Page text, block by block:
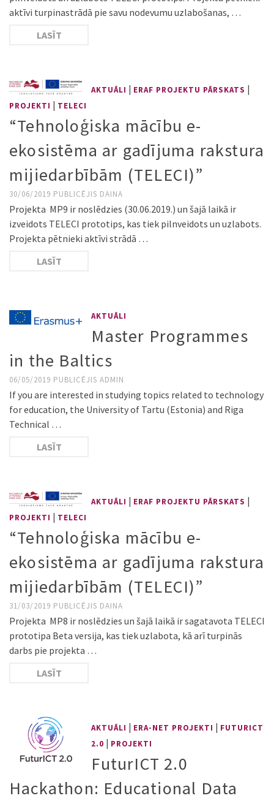
aktīvi turpinastrādā pie savu nodevumu uzlabošanas, …
LASĪT
AKTUĀLI | ERAF PROJEKTU PĀRSKATS |
PROJEKTI | TELECI
“Tehnoloģiska mācību e-
ekosistēma ar gadījuma rakstura
mijiedarbībām (TELECI)”
30/06/2019 PUBLICĒJIS DAINA
Projekta MP9 ir noslēdzies (30.06.2019.) un šajā laikā ir
izveidots TELECI prototips, kas tiek pilnveidots un uzlabots.
Projekta pētnieki aktīvi strādā …
LASĪT
AKTUĀLI
Master Programmes
in the Baltics
06/05/2019 PUBLICĒJIS ADMIN
If you are interested in studying topics related to technology
for education, the University of Tartu (Estonia) and Riga
Technical …
LASĪT
AKTUĀLI | ERAF PROJEKTU PĀRSKATS |
PROJEKTI | TELECI
“Tehnoloģiska mācību e-
ekosistēma ar gadījuma rakstura
mijiedarbībām (TELECI)”
31/03/2019 PUBLICĒJIS DAINA
Projekta MP8 ir noslēdzies un šajā laikā ir sagatavota TELECI
prototipa Beta versija, kas tiek uzlabota, kā arī turpinās
darbs pie projekta …
LASĪT
AKTUĀLI | ERA-NET PROJEKTI | FUTURICT
2.0 | PROJEKTI
FuturICT 2.0
Hackathon: Educational Data